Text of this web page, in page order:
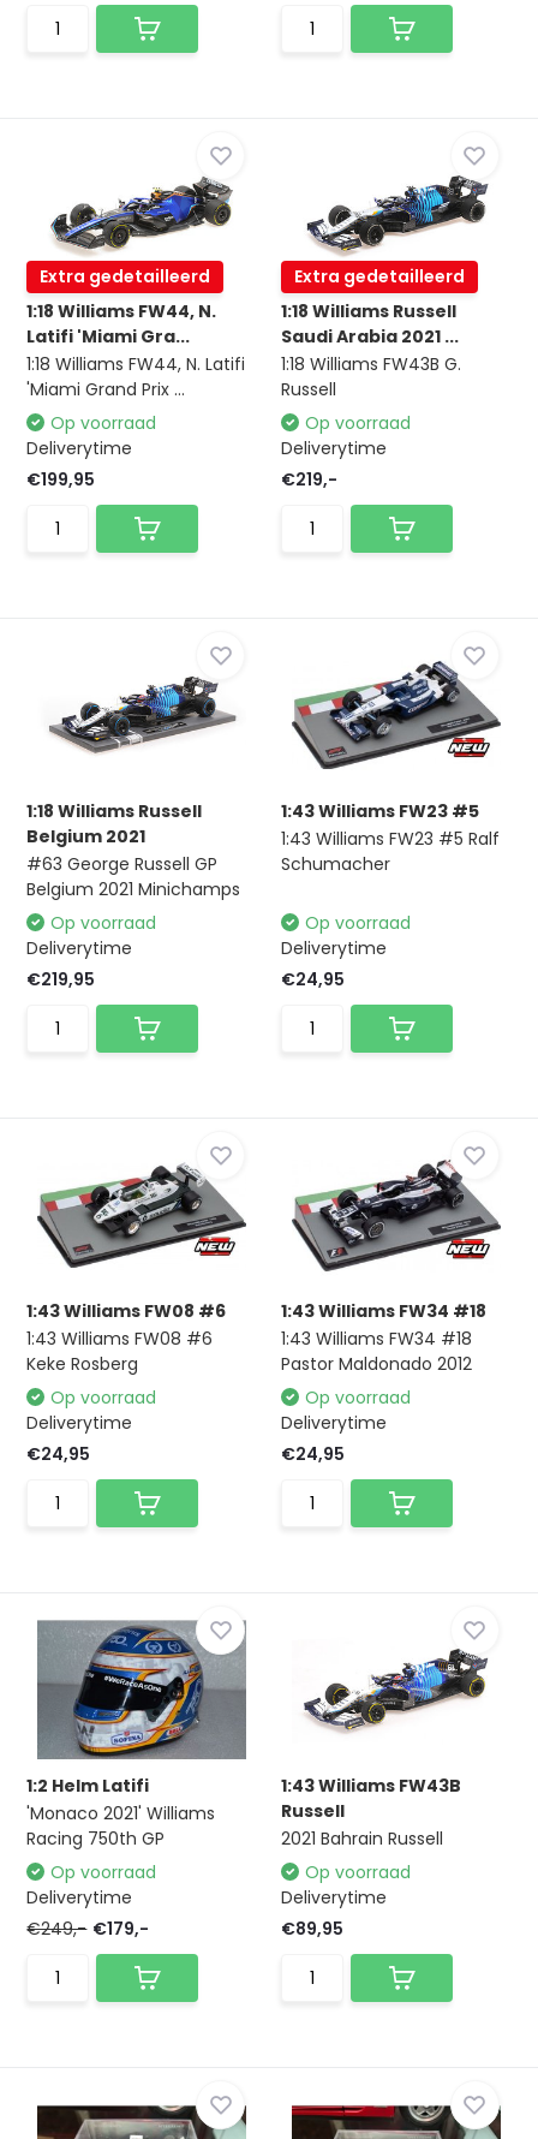
Extra gedetailleerd
1:18 Williams FW44, N.
Latifi 'Miami Gra...
1:18 Williams FW44, N. Latifi
'Miami Grand Prix ...
Op voorraad
Deliverytime
€199,95
Extra gedetailleerd
1:18 Williams Russell
Saudi Arabia 2021 ...
1:18 Williams FW43B G.
Russell
Op voorraad
Deliverytime
€219,-
1:18 Williams Russell
Belgium 2021
#63 George Russell GP
Belgium 2021 Minichamps
Op voorraad
Deliverytime
€219,95
1:43 Williams FW23 #5
1:43 Williams FW23 #5 Ralf
Schumacher
Op voorraad
Deliverytime
€24,95
1:43 Williams FW08 #6
1:43 Williams FW08 #6
Keke Rosberg
Op voorraad
Deliverytime
€24,95
1:43 Williams FW34 #18
1:43 Williams FW34 #18
Pastor Maldonado 2012
Op voorraad
Deliverytime
€24,95
1:2 Helm Latifi
'Monaco 2021' Williams
Racing 750th GP
Op voorraad
Deliverytime
€249,- €179,-
1:43 Williams FW43B
Russell
2021 Bahrain Russell
Op voorraad
Deliverytime
€89,95